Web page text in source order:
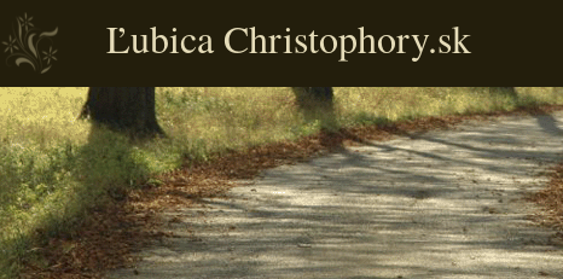
Ľubica Christophory.sk